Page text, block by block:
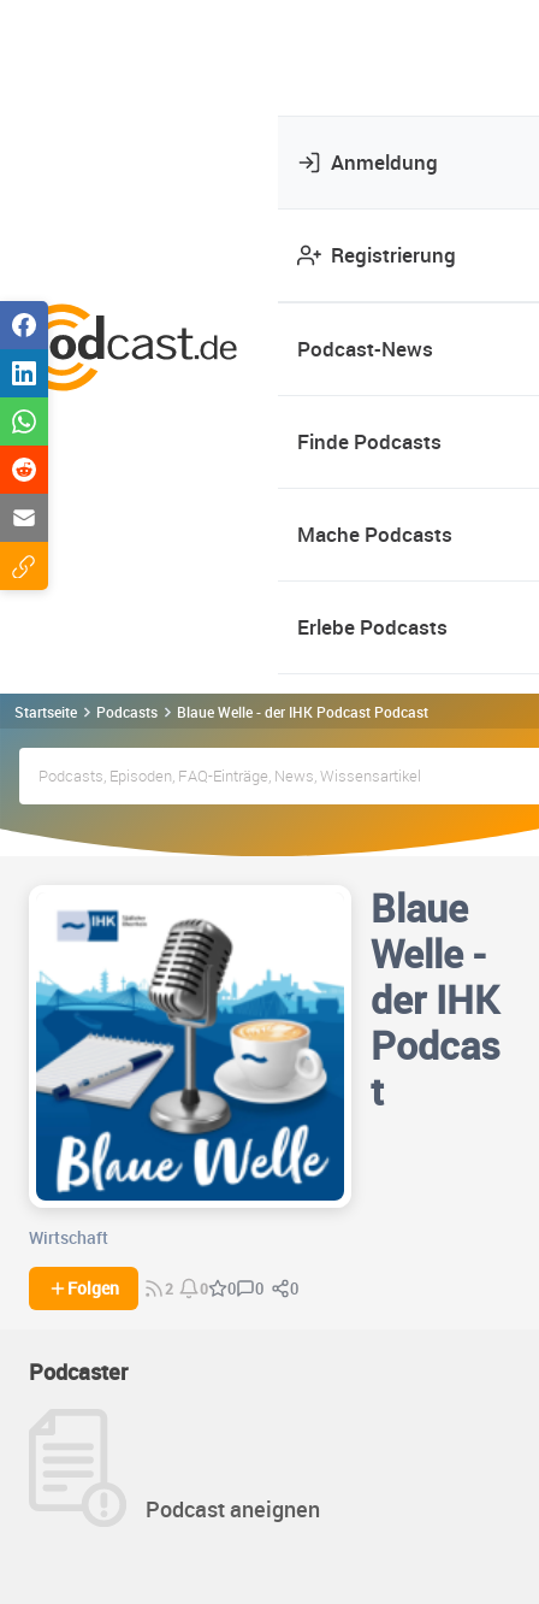
Anmeldung
Registrierung
Podcast-News
Finde Podcasts
Mache Podcasts
Erlebe Podcasts
Startseite Podcasts Blaue Welle - der IHK Podcast Podcast
Blaue
Welle -
der IHK
Podcas
t
Wirtschaft
Folgen 2 0 0 0 0
Podcaster
Podcast aneignen